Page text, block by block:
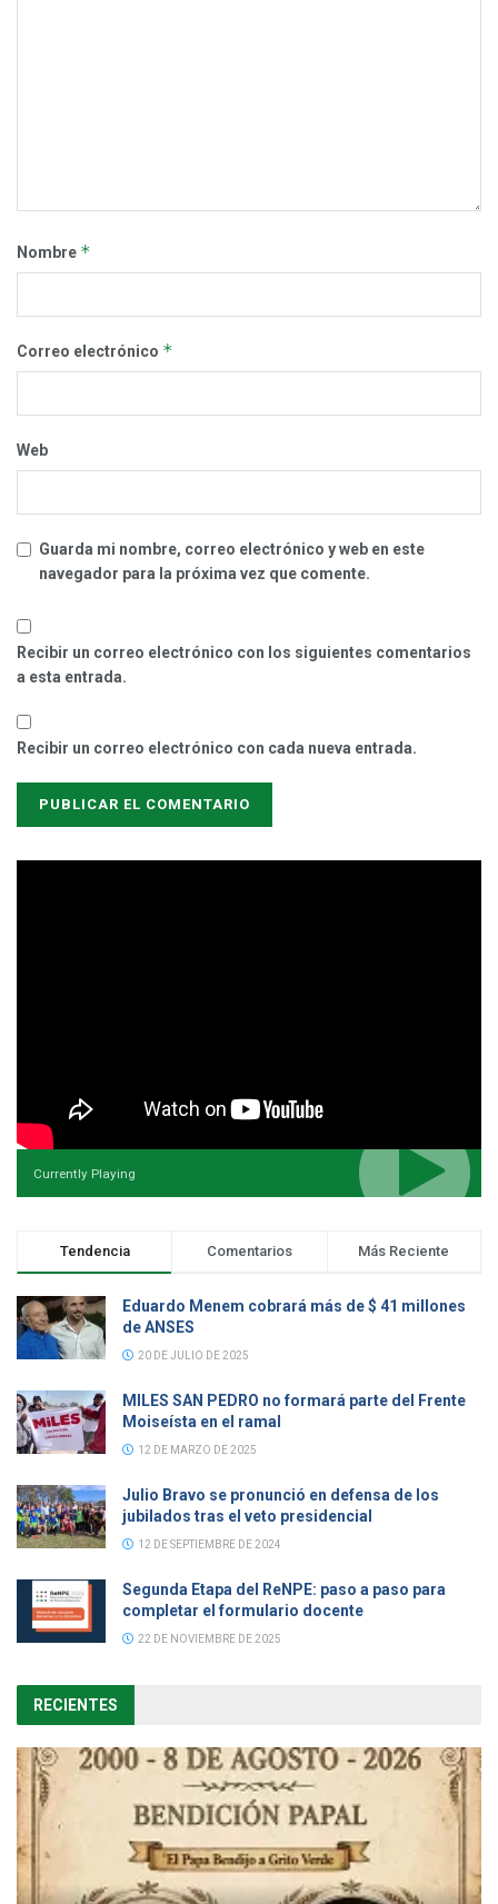
Nombre *
Correo electrónico *
Web
Guarda mi nombre, correo electrónico y web en este
navegador para la próxima vez que comente.
Recibir un correo electrónico con los siguientes comentarios
a esta entrada.
Recibir un correo electrónico con cada nueva entrada.
Currently Playing
Tendencia Comentarios Más Reciente
Eduardo Menem cobrará más de $ 41 millones
de ANSES
20 DE JULIO DE 2025
MILES SAN PEDRO no formará parte del Frente
Moiseísta en el ramal
12 DE MARZO DE 2025
Julio Bravo se pronunció en defensa de los
jubilados tras el veto presidencial
12 DE SEPTIEMBRE DE 2024
Segunda Etapa del ReNPE: paso a paso para
completar el formulario docente
22 DE NOVIEMBRE DE 2025
RECIENTES